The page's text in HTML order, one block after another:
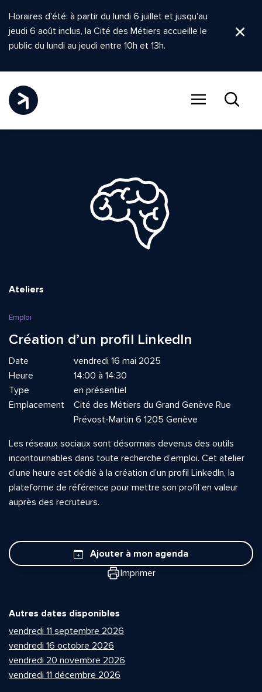
Horaires d'été: à partir du lundi 6 juillet et jusqu'au
jeudi 6 août inclus, la Cité des Métiers accueille le
public du lundi au jeudi entre 10h et 13h.
Ateliers
Emploi
Création d’un profil LinkedIn
Date
vendredi 16 mai 2025
Heure
14:00 à 14:30
Type
en présentiel
Emplacement
Cité des Métiers du Grand Genève Rue
Prévost-Martin 6 1205 Genève
Les réseaux sociaux sont désormais devenus des outils
incontournables dans toute recherche d’emploi. Cet atelier
d’une heure est dédié à la création d’un profil LinkedIn, la
plateforme de référence pour mettre son profil en valeur
auprès des recruteurs.
Ajouter à mon agenda
Imprimer
Autres dates disponibles
vendredi 11 septembre 2026
vendredi 16 octobre 2026
vendredi 20 novembre 2026
vendredi 11 décembre 2026